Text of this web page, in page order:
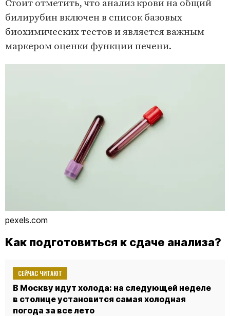
Стоит отметить, что анализ крови на общий
билирубин включен в список базовых
биохимических тестов и является важным
маркером оценки функции печени.
pexels.com
Как подготовиться к сдаче анализа?
СЕЙЧАС ЧИТАЮТ
В Москву идут холода: на следующей неделе
в столице установится самая холодная
погода за все лето